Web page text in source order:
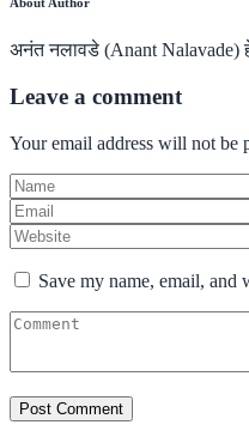
अनंत नलावडे (Anant
Leave a comment
Your email address will not be
Save my name, email, and